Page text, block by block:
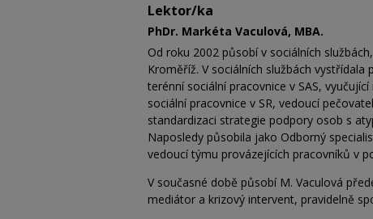
Lektor/ka
PhDr. Markéta Vaculová, MBA.
Od roku 2002 působí v sociálních
Kroměříž. V sociálních službách
terénní sociální pracovnice v SAS,
sociální pracovnice v SR, vedoucí
standardizaci strategie podpory osob s
Naposledy působila jako Odborný
vedoucí týmu provázejících pracovníků v
V současné době působí M. Vaculová
mediátor a krizový intervent, pravidelně